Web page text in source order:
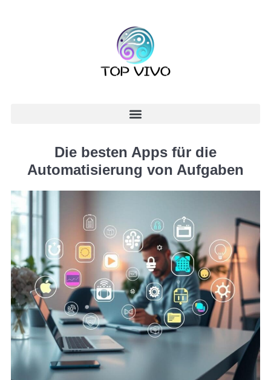
Die besten Apps für die
Automatisierung von Aufgaben